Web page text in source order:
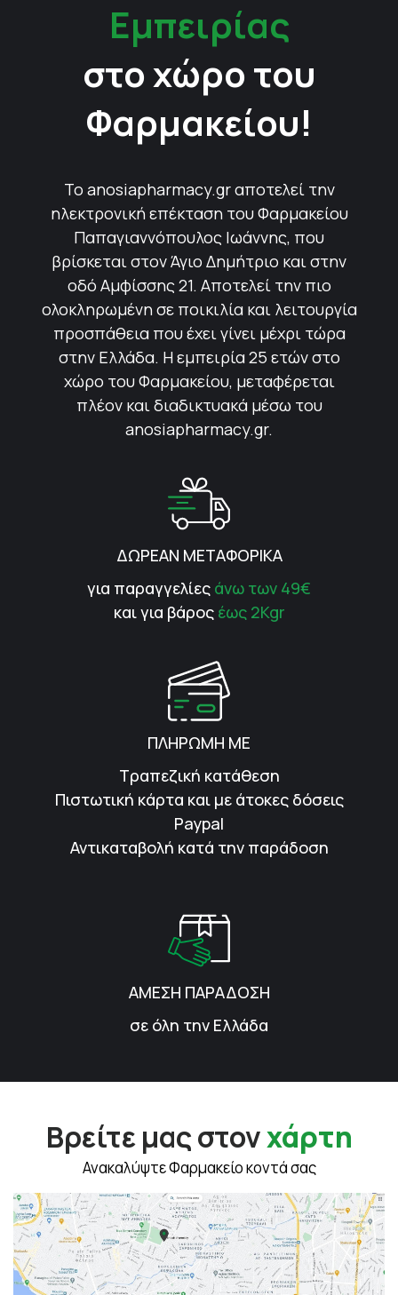
Εμπειρίας
στο χώρο του
Φαρμακείου!
Το anosiapharmacy.gr αποτελεί την
ηλεκτρονική επέκταση του Φαρμακείου
Παπαγιαννόπουλος Ιωάννης, που
βρίσκεται στον Άγιο Δημήτριο και στην
οδό Αμφίσσης 21. Αποτελεί την πιο
ολοκληρωμένη σε ποικιλία και λειτουργία
προσπάθεια που έχει γίνει μέχρι τώρα
στην Ελλάδα. Η εμπειρία 25 ετών στο
χώρο του Φαρμακείου, μεταφέρεται
πλέον και διαδικτυακά μέσω του
anosiapharmacy.gr.
ΔΩΡΕΑΝ ΜΕΤΑΦΟΡΙΚΑ
για παραγγελίες άνω των 49€
και για βάρος έως 2Kgr
ΠΛΗΡΩΜΗ ΜΕ
Τραπεζική κατάθεση
Πιστωτική κάρτα και με άτοκες δόσεις
Paypal
Αντικαταβολή κατά την παράδοση
ΑΜΕΣΗ ΠΑΡΑΔΟΣΗ
σε όλη την Ελλάδα
Βρείτε μας στονχάρτη
Ανακαλύψτε Φαρμακείο κοντά σας